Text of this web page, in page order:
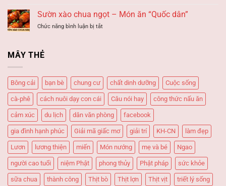
giấc
Giải
mã
giấc
bò
kho
sả-
cưỡng!
Sườn xào chua ngọt – Món ăn “Quốc dân”
Chức năng bình luận bị tắtở
Món
“Quốc
dân”
MÂY THẺ
Bông cải bạn bè chung cư chất dinh dưỡng Cuộc sống
cà-phê cách nuôi dạy con cái Câu nói hay công thức nấu ăn
cảm xúc du lịch dân văn phòng facebook
gia đình hạnh phúc Giải mã giấc mơ giải trí KH-CN làm đẹp
Lươn lương thiện miến Món nướng mẹ và bé Ngao
người cao tuổi niệm Phật phong thủy Phật pháp sức khỏe
sữa chua thành công Thịt bò Thịt lợn Thịt vịt triết lý sống